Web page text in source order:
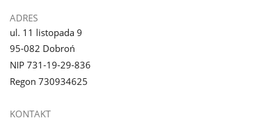
ADRES
ul. 11 listopada 9
95-082 Dobroń
NIP 731-19-29-836
Regon 730934625
KONTAKT